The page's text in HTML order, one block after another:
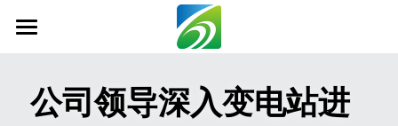
关于我们
公司领导深入变电站进